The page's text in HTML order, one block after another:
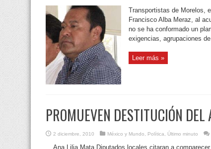
Transportistas de Morelos,
Francisco Alba Meraz, al
no se ha conformado un
exigencias, agrupaciones
Leer más »
PROMUEVEN DESTITUCIÓN
2 diciembre, 2010 México y Mundo, Política, Último minuto
Ana Lilia Mata Diputados locales citaran a